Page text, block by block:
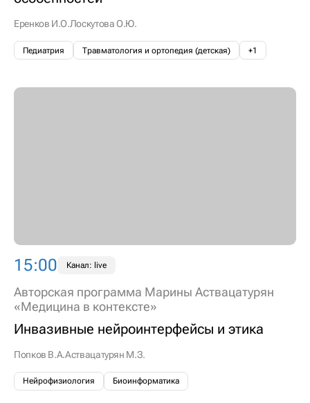
Еренков И.О.Лоскутова О.Ю.
Педиатрия Травматология и ортопедия (детская) +1
15:00 Канал: live
Авторская программа Марины Аствацатурян
«Медицина в контексте»
Инвазивные нейроинтерфейсы и этика
Попков В.А.Аствацатурян М.З.
Нейрофизиология Биоинформатика